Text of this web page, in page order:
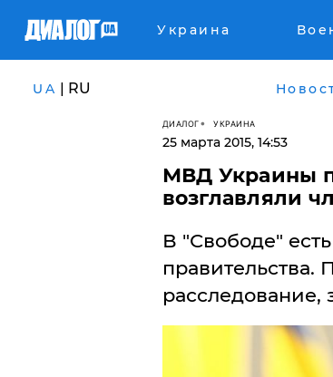
Украина
UA | RU
ДИАЛОГ УКРАИНА
25 марта 2015, 14:53
МВД Украины
возглавляли
В "Свободе"
правительства.
расследование,